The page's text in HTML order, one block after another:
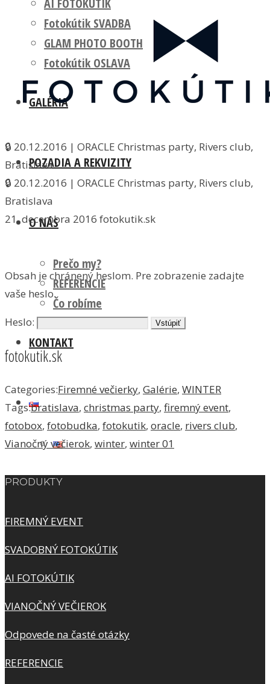
AI FOTOKÚTIK
Fotokútik SVADBA
GLAM PHOTO BOOTH
Fotokútik OSLAVA
GALÉRIA
POZADIA A REKVIZITY
O NÁS
Prečo my?
REFERENCIE
Čo robíme
KONTAKT
🔒 20.12.2016 | ORACLE Christmas party, Rivers club,
Bratislava
🔒 20.12.2016 | ORACLE Christmas party, Rivers club,
Bratislava
21. decembra 2016 fotokutik.sk
Obsah je chránený heslom. Pre zobrazenie zadajte
vaše heslo.
Heslo:
fotokutik.sk
Categories:Firemné večierky, Galérie, WINTER
Tags:bratislava, christmas party, firemný event,
fotobox, fotobudka, fotokutik, oracle, rivers club,
Vianočný večierok, winter, winter 01
PRODUKTY
FIREMNÝ EVENT
SVADOBNÝ FOTOKÚTIK
AI FOTOKÚTIK
VIANOČNÝ VEČIEROK
Odpovede na časté otázky
REFERENCIE